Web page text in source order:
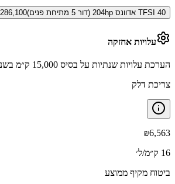
40 TFSI אדוונס 204hp (דור 5 מתיחת פנים) 286,100
עלויות אחזקה
הערכת עלויות שנתיות על בסיס 15,000 ק״מ בשנה
צריכת דלק
₪6,563
16 ק״מ/ל׳
ביטוח מקיף ממוצע